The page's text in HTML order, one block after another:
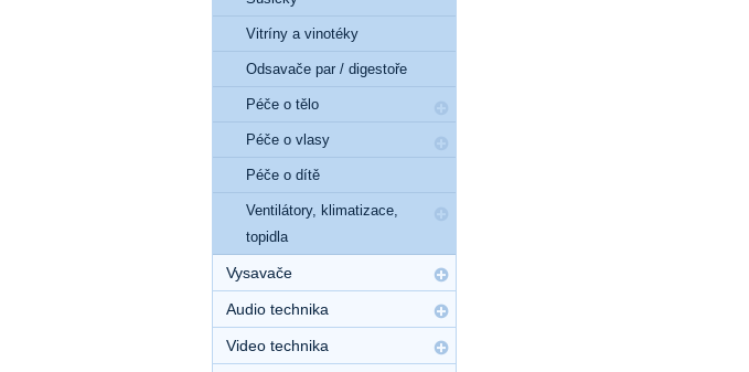
Vitríny a vinotéky
Odsavače par / digestoře
Péče o tělo
Péče o vlasy
Péče o dítě
Ventilátory, klimatizace,
topidla
Vysavače
Audio technika
Video technika